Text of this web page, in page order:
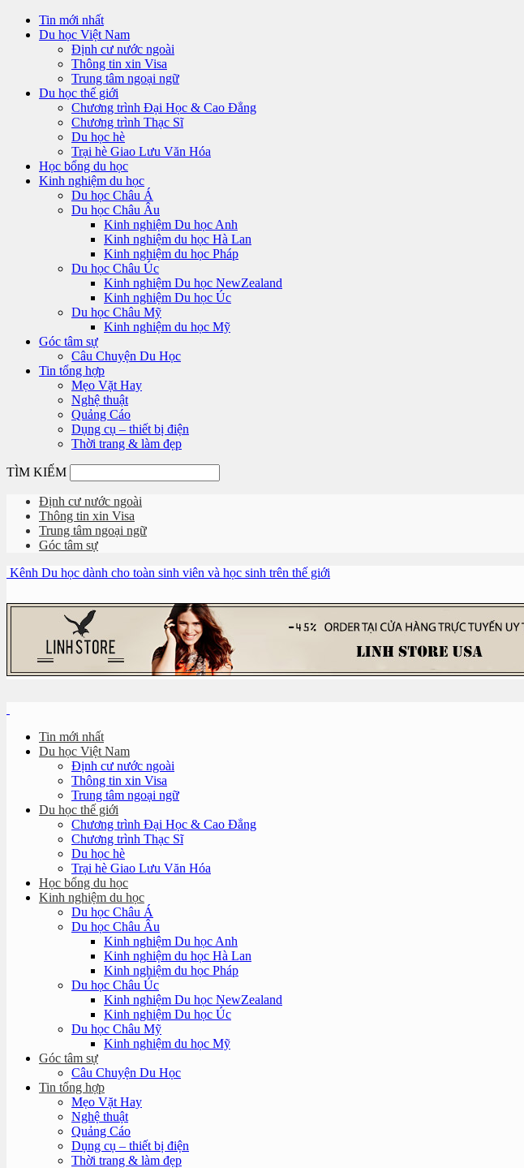
Tin mới nhất
Du học Việt Nam
Định cư nước ngoài
Thông tin xin Visa
Trung tâm ngoại ngữ
Du học thế giới
Chương trình Đại Học & Cao Đẳng
Chương trình Thạc Sĩ
Du học hè
Trại hè Giao Lưu Văn Hóa
Học bổng du học
Kinh nghiệm du học
Du học Châu Á
Du học Châu Âu
Kinh nghiệm Du học Anh
Kinh nghiệm du học Hà Lan
Kinh nghiệm du học Pháp
Du học Châu Úc
Kinh nghiệm Du học NewZealand
Kinh nghiệm Du học Úc
Du học Châu Mỹ
Kinh nghiệm du học Mỹ
Góc tâm sự
Câu Chuyện Du Học
Tin tổng hợp
Mẹo Vặt Hay
Nghệ thuật
Quảng Cáo
Dụng cụ – thiết bị điện
Thời trang & làm đẹp
TÌM KIẾM
Định cư nước ngoài
Thông tin xin Visa
Trung tâm ngoại ngữ
Góc tâm sự
Kênh Du học dành cho toàn sinh viên và học sinh trên thế giới
Tin mới nhất
Du học Việt Nam
Định cư nước ngoài
Thông tin xin Visa
Trung tâm ngoại ngữ
Du học thế giới
Chương trình Đại Học & Cao Đẳng
Chương trình Thạc Sĩ
Du học hè
Trại hè Giao Lưu Văn Hóa
Học bổng du học
Kinh nghiệm du học
Du học Châu Á
Du học Châu Âu
Kinh nghiệm Du học Anh
Kinh nghiệm du học Hà Lan
Kinh nghiệm du học Pháp
Du học Châu Úc
Kinh nghiệm Du học NewZealand
Kinh nghiệm Du học Úc
Du học Châu Mỹ
Kinh nghiệm du học Mỹ
Góc tâm sự
Câu Chuyện Du Học
Tin tổng hợp
Mẹo Vặt Hay
Nghệ thuật
Quảng Cáo
Dụng cụ – thiết bị điện
Thời trang & làm đẹp